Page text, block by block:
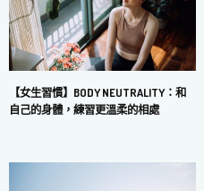
【女生習慣】BODY NEUTRALITY：和
自己的身體，練習更溫柔的相處